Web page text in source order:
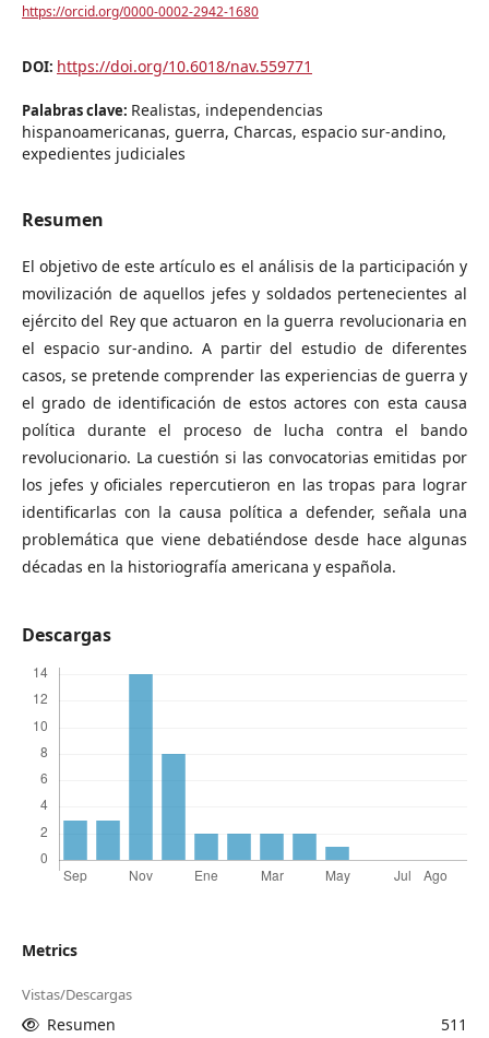
https://orcid.org/0000-0002-2942-1680
DOI: https://doi.org/10.6018/nav.559771
Palabras clave: Realistas, independencias
hispanoamericanas, guerra, Charcas, espacio sur-andino,
expedientes judiciales
Resumen
El objetivo de este artículo es el análisis de la participación y
movilización de aquellos jefes y soldados pertenecientes al
ejército del Rey que actuaron en la guerra revolucionaria en
el espacio sur-andino. A partir del estudio de diferentes
casos, se pretende comprender las experiencias de guerra y
el grado de identificación de estos actores con esta causa
política durante el proceso de lucha contra el bando
revolucionario. La cuestión si las convocatorias emitidas por
los jefes y oficiales repercutieron en las tropas para lograr
identificarlas con la causa política a defender, señala una
problemática que viene debatiéndose desde hace algunas
décadas en la historiografía americana y española.
Descargas
Metrics
Vistas/Descargas
Resumen
511